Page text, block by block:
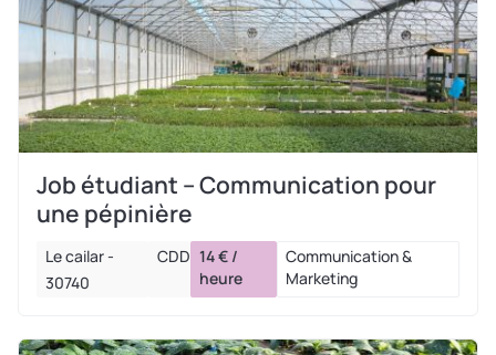
Job étudiant – Communication pour
une pépinière
Le cailar -
30740
CDD 14 € /
heure
Communication &
Marketing